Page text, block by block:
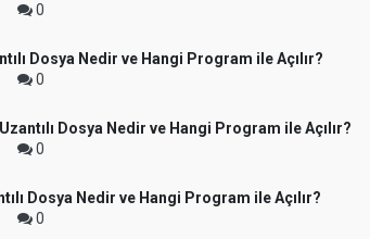
0
Dosya Nedir ve Hangi Program ile Açılır?
0
Dosya Nedir ve Hangi Program ile Açılır?
0
Dosya Nedir ve Hangi Program ile Açılır?
0